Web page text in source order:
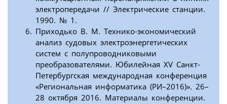
электропередачи // Электрические станции.
1990. № 1.
Приходько В. М. Технико-экономический
анализ судовых электроэнергетических
систем с полупроводниковыми
преобразователями. Юбилейная XV Санкт-
Петербургская международная конференция
«Региональная информатика (РИ–2016)». 26–
28 октября 2016. Материалы конференции.